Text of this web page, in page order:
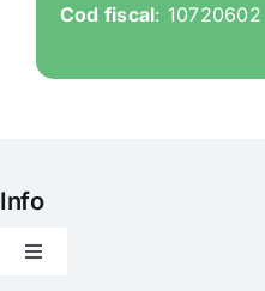
Cod fiscal: 10720602
Info
Toggle